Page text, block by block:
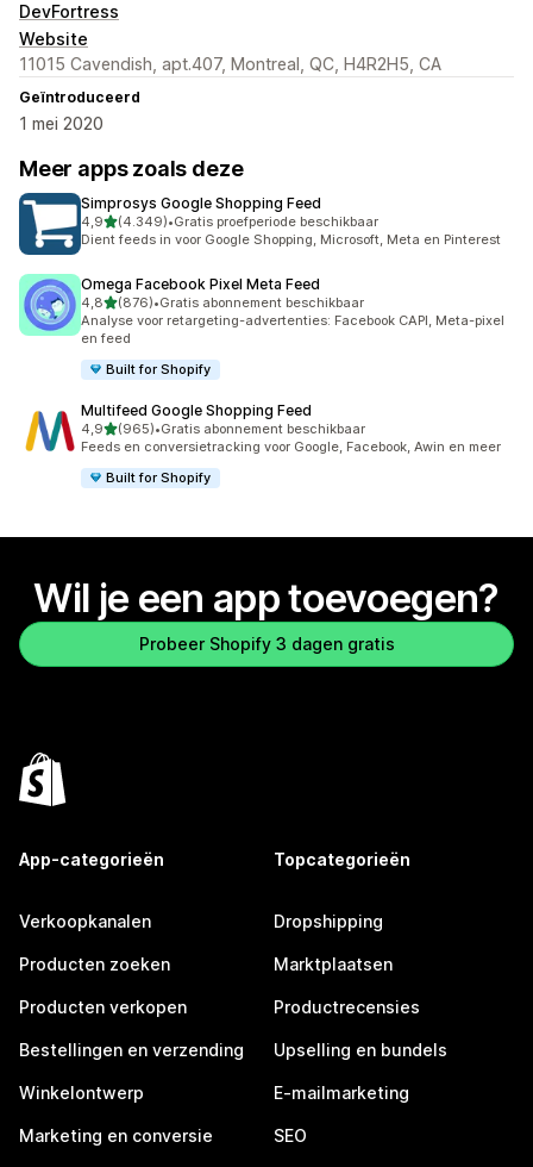
DevFortress
Website
11015 Cavendish, apt.407, Montreal, QC, H4R2H5, CA
Geïntroduceerd
1 mei 2020
Meer apps zoals deze
Simprosys Google Shopping Feed
4,9van 5 sterren
(4.349)
4349 recensies in totaal
•Gratis proefperiode beschikbaar
Dient feeds in voor Google Shopping, Microsoft, Meta en Pinterest
Omega Facebook Pixel Meta Feed
4,8van 5 sterren
(876)
876 recensies in totaal
•Gratis abonnement beschikbaar
Analyse voor retargeting-advertenties: Facebook CAPI, Meta-pixel
en feed
Built for Shopify
Multifeed Google Shopping Feed
4,9van 5 sterren
(965)
965 recensies in totaal
•Gratis abonnement beschikbaar
Feeds en conversietracking voor Google, Facebook, Awin en meer
Built for Shopify
Wil je een app toevoegen?
Probeer Shopify 3 dagen gratis
App-categorieën
Verkoopkanalen
Producten zoeken
Producten verkopen
Bestellingen en verzending
Winkelontwerp
Marketing en conversie
Topcategorieën
Dropshipping
Marktplaatsen
Productrecensies
Upselling en bundels
E-mailmarketing
SEO